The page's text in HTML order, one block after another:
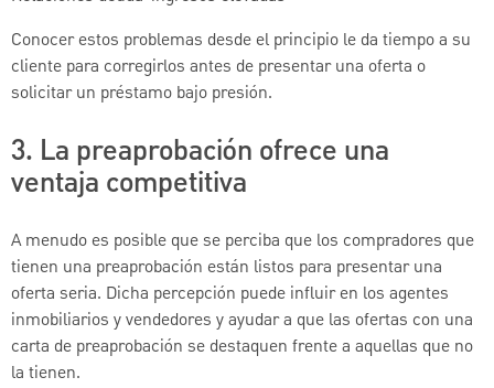
Conocer estos problemas desde el principio le da tiempo a su
cliente para corregirlos antes de presentar una oferta o
solicitar un préstamo bajo presión.
3. La preaprobación ofrece una
ventaja competitiva
A menudo es posible que se perciba que los compradores que
tienen una preaprobación están listos para presentar una
oferta seria. Dicha percepción puede influir en los agentes
inmobiliarios y vendedores y ayudar a que las ofertas con una
carta de preaprobación se destaquen frente a aquellas que no
la tienen.